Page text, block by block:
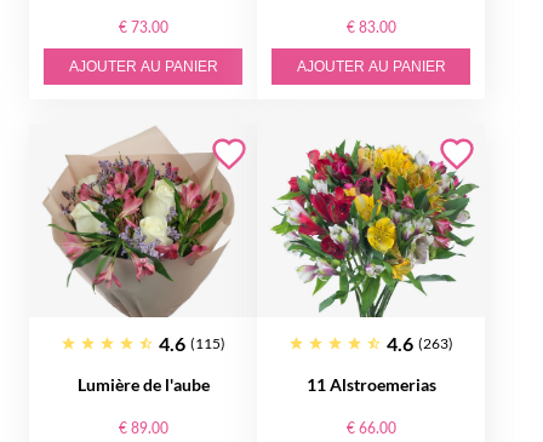
€ 73.00
AJOUTER AU PANIER
€ 83.00
AJOUTER AU PANIER
4.6 (115)
Lumière de l'aube
€ 89.00
4.6 (263)
11 Alstroemerias
€ 66.00